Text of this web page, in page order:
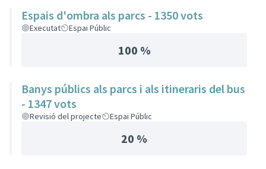
Espais d'ombra als parcs - 1350 vots
Executat Espai Públic
100 %
Banys públics als parcs i als itineraris del bus
- 1347 vots
Revisió del projecte Espai Públic
20 %